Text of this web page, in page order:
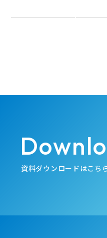
資料ダウンロードはこち